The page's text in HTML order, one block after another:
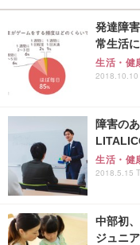
発達障
常生活に
生活・健
障害の
生活・健
2018.5.15
中部初
ジュニ